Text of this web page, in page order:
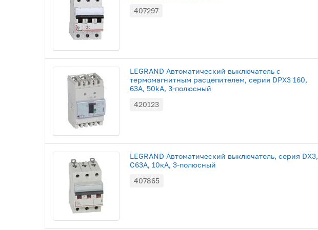
407297
LEGRAND Автоматический выключатель с
термомагнитным расцепителем, серия DPX3 160,
63A, 50kA, 3-полюсный
420123
LEGRAND Автоматический выключатель, серия DX3,
С63A, 10кА, 3-полюсный
407865